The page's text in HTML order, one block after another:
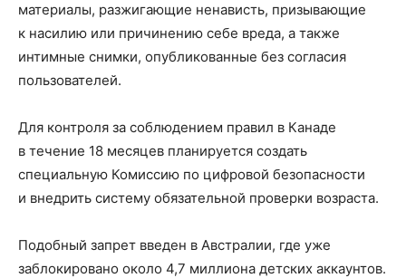
материалы, разжигающие ненависть, призывающие
к насилию или причинению себе вреда, а также
интимные снимки, опубликованные без согласия
пользователей.
Для контроля за соблюдением правил в Канаде
в течение 18 месяцев планируется создать
специальную Комиссию по цифровой безопасности
и внедрить систему обязательной проверки возраста.
Подобный запрет введен в Австралии, где уже
заблокировано около 4,7 миллиона детских аккаунтов.